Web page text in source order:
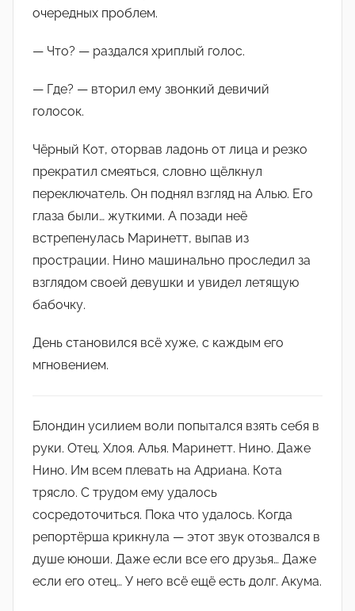
очередных проблем.
— Что? — раздался хриплый голос.
— Где? — вторил ему звонкий девичий
голосок.
Чёрный Кот, оторвав ладонь от лица и резко
прекратил смеяться, словно щёлкнул
переключатель. Он поднял взгляд на Алью. Его
глаза были… жуткими. А позади неё
встрепенулась Маринетт, выпав из
прострации. Нино машинально проследил за
взглядом своей девушки и увидел летящую
бабочку.
День становился всё хуже, с каждым его
мгновением.
Блондин усилием воли попытался взять себя в
руки. Отец. Хлоя. Алья. Маринетт. Нино. Даже
Нино. Им всем плевать на Адриана. Кота
трясло. С трудом ему удалось
сосредоточиться. Пока что удалось. Когда
репортёрша крикнула — этот звук отозвался в
душе юноши. Даже если все его друзья… Даже
если его отец… У него всё ещё есть долг. Акума.